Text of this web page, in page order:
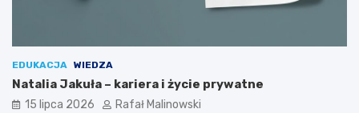
EDUKACJA WIEDZA
Natalia Jakuła – kariera i życie prywatne
15 lipca 2026 Rafał Malinowski